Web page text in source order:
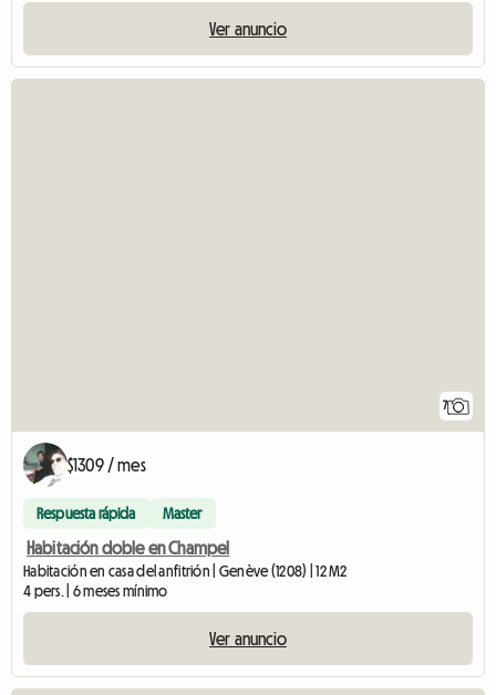
Ver anuncio
7
$1309 / mes
Respuesta rápida Master
Habitación doble en Champel
Habitación en casa del anfitrión | Genève (1208) | 12 M2
4 pers. | 6 meses mínimo
Ver anuncio